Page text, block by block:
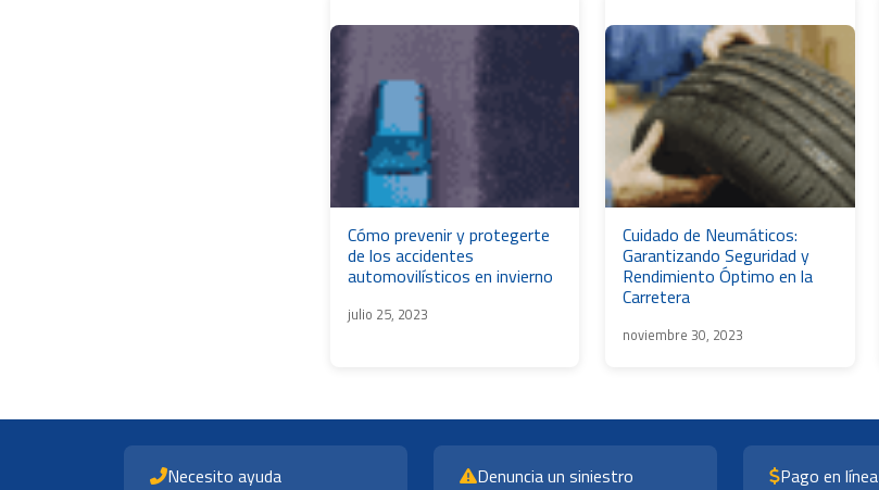
Cómo prevenir y protegerte
de los accidentes
automovilísticos en invierno
julio 25, 2023
Cuidado de Neumáticos:
Garantizando Seguridad y
Rendimiento Óptimo en la
Carretera
noviembre 30, 2023
Necesito ayuda Denuncia un siniestro Pago en línea